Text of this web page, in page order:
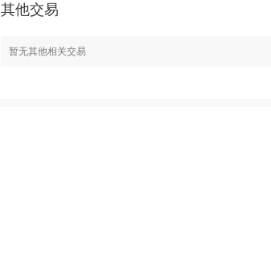
其他交易
暂无其他相关交易